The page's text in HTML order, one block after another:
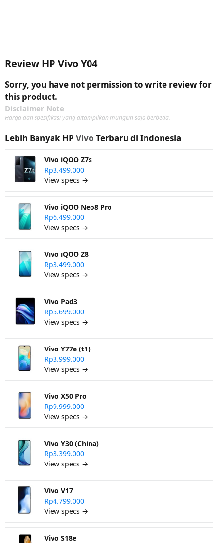
Review HP Vivo Y04
Sorry, you have not permission to write review for
this product.
Disclaimer Note
Harga dan spesifikasi yang ditampilkan mungkin saja berbeda.
Lebih Banyak HP Vivo Terbaru di Indonesia
Vivo iQOO Z7s
Rp3.499.000
View specs →
Vivo iQOO Neo8 Pro
Rp6.499.000
View specs →
Vivo iQOO Z8
Rp3.499.000
View specs →
Vivo Pad3
Rp5.699.000
View specs →
Vivo Y77e (t1)
Rp3.999.000
View specs →
Vivo X50 Pro
Rp9.999.000
View specs →
Vivo Y30 (China)
Rp3.399.000
View specs →
Vivo V17
Rp4.799.000
View specs →
Vivo S18e